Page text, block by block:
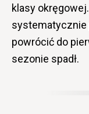
klasy
systematycznie
powrócić do
sezonie spadł.